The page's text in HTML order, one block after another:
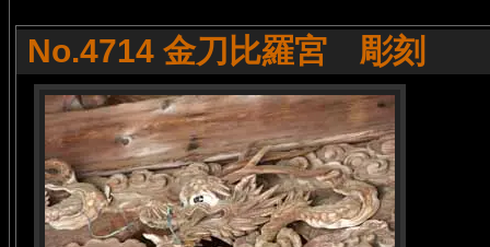
No.4714 金刀比羅宮 彫刻